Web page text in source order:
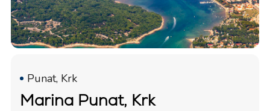
Punat, Krk
Marina Punat, Krk